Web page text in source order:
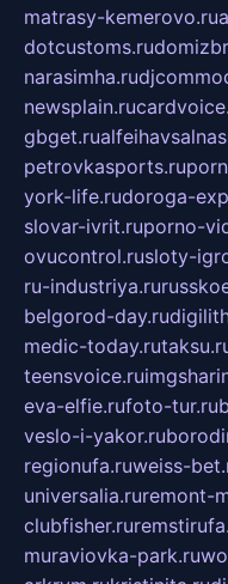
matrasy-kemerovo.ru
dotcustoms.ru
narasimha.ru
newsplain.ru
gbget.ru
petrovkasports.ru
york-life.rudoroga-
slovar-ivrit.ruporno-
ovucontrol.rusloty-
ru-industriya.ru
belgorod-day.ru
medic-today.ru
teensvoice.ru
eva-elfie.rufoto-tur.ru
veslo-i-yakor.ru
regionufa.ruweiss-
universalia.ruremont-
clubfisher.ru
muraviovka-park.ru